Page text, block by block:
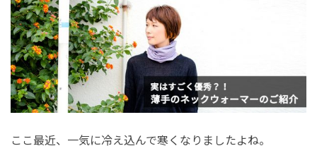
ここ最近、一気に冷え込んで寒くなりましたよね。